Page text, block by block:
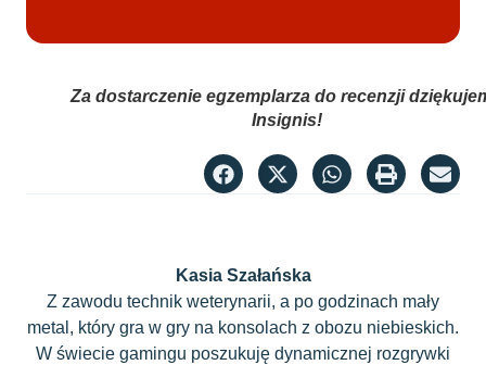
Za dostarczenie egzemplarza do recenzji
Insignis!
Kasia Szałańska
Z zawodu technik weterynarii, a po godzinach mały
metal, który gra w gry na konsolach z obozu niebieskich.
W świecie gamingu poszukuję dynamicznej rozgrywki